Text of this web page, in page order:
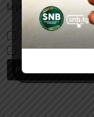
la prochaine fois
Prévenez-moi
Prévenez-moi